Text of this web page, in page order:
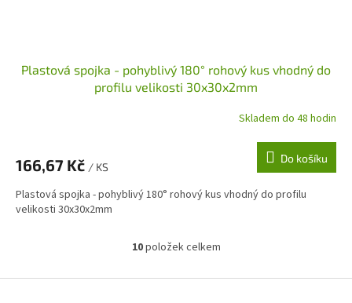
Plastová spojka - pohyblivý 180° rohový kus vhodný do
profilu velikosti 30x30x2mm
Skladem do 48 hodin
166,67 Kč / KS
Do košíku
Plastová spojka - pohyblivý 180° rohový kus vhodný do profilu
velikosti 30x30x2mm
O
l
10položek celkem